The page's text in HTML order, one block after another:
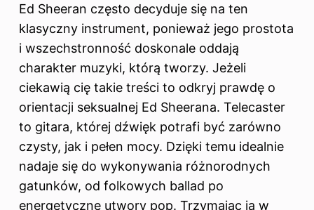
Ed Sheeran często decyduje się na ten
klasyczny instrument, ponieważ jego prostota
i wszechstronność doskonale oddają
charakter muzyki, którą tworzy. Jeżeli
ciekawią cię takie treści to odkryj prawdę o
orientacji seksualnej Ed Sheerana. Telecaster
to gitara, której dźwięk potrafi być zarówno
czysty, jak i pełen mocy. Dzięki temu idealnie
nadaje się do wykonywania różnorodnych
gatunków, od folkowych ballad po
energetyczne utwory pop. Trzymając ją w